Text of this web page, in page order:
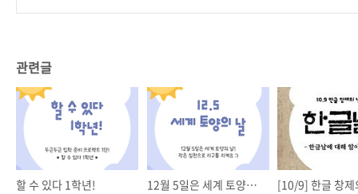
관련글
할 수 있다 1학년! 12월 5일은 세계 토양의 날